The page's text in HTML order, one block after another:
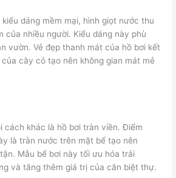
dáng mềm mại, hình giọt nước thu
của nhiều người. Kiểu dáng này phù
vườn. Vẻ đẹp thanh mát của hồ bơi kết
cây cỏ tạo nên không gian mát mẻ
cách khác là hồ bơi tràn viền. Điểm
là tràn nước trên mặt bể tạo nên
Mẫu bể bơi này tối ưu hóa trải
và tăng thêm giá trị của căn biệt thự.